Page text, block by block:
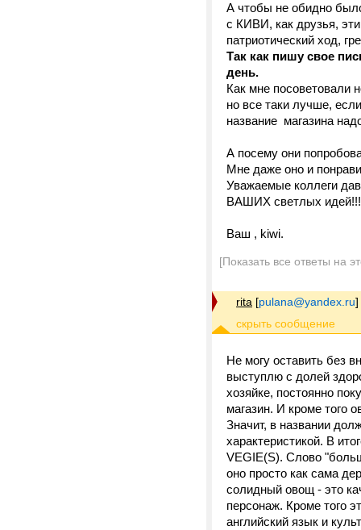
А чтобы не обидно
с КИВИ, как друзья,
патриотический ход,
Так как пишу свое
день.
Как мне посоветовали
но все таки лучше,
название магазина
А посему они
Мне даже оно и
Уважаемые коллеги
ВАШИХ светлых
Ваш , kiwi.
[Показать все ответы на
rita [pulana@yandex.ru]
Не могу оставить без
выступлю с долей
хозяйке, постоянно
магазин. И кроме того
Значит, в названии
характеристикой. В
VEGIE(S). Слово
оно просто как сама
солидный овощ - это
персонаж. Кроме того
английский язык и